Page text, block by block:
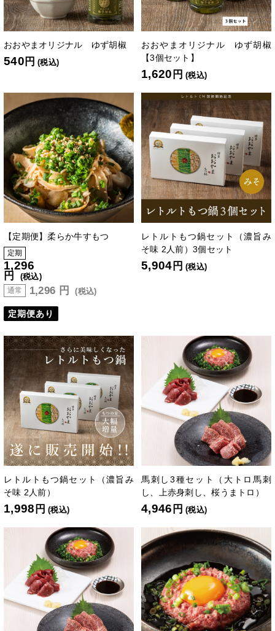
おおやまオリジナル ゆず胡椒
540 円 (税込)
おおやまオリジナル ゆず胡椒
【3個セット】
1,620 円 (税込)
【定期便】柔らか牛すもつ
定期
1,296
円 (税込)
通常 1,296 円 (税込)
定期便あり
レトルトもつ鍋セット（濃旨み
そ味 2人前）3個セット
5,904 円 (税込)
レトルトもつ鍋セット（濃旨み
そ味 2人前）
1,998 円 (税込)
馬刺し3種セット（大トロ馬刺
し、上赤身刺し、桜うまトロ）
4,946 円 (税込)